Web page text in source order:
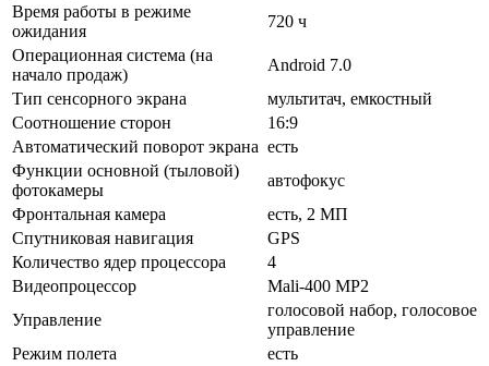
Время работы в режиме
ожидания
720 ч
Операционная система (на
начало продаж)
Android 7.0
Тип сенсорного экрана
мультитач, емкостный
Соотношение сторон
16:9
Автоматический поворот экрана есть
Функции основной (тыловой)
фотокамеры
автофокус
Фронтальная камера
есть, 2 МП
Спутниковая навигация
GPS
Количество ядер процессора
4
Видеопроцессор
Mali-400 MP2
Управление
голосовой набор, голосовое
управление
Режим полета
есть